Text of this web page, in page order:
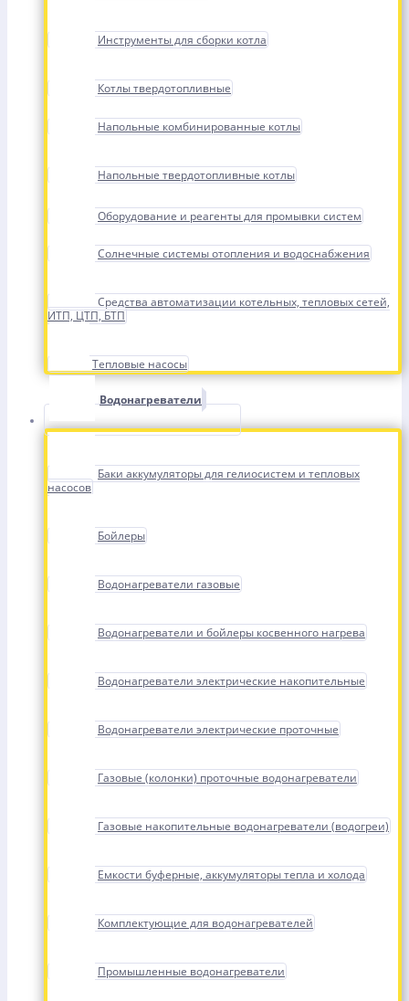
Инструменты для сборки котла
Котлы твердотопливные
Напольные комбинированные котлы
Напольные твердотопливные котлы
Оборудование и реагенты для промывки систем
Солнечные системы отопления и водоснабжения
Средства автоматизации котельных, тепловых сетей,
ИТП, ЦТП, БТП
Тепловые насосы
Водонагреватели
Баки аккумуляторы для гелиосистем и тепловых
насосов
Бойлеры
Водонагреватели газовые
Водонагреватели и бойлеры косвенного нагрева
Водонагреватели электрические накопительные
Водонагреватели электрические проточные
Газовые (колонки) проточные водонагреватели
Газовые накопительные водонагреватели (водогреи)
Емкости буферные, аккумуляторы тепла и холода
Комплектующие для водонагревателей
Промышленные водонагреватели